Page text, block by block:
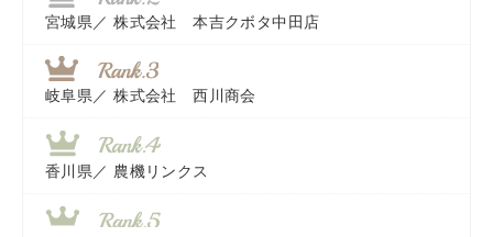
宮城県／ 株式会社 本吉クボタ中田店
岐阜県／ 株式会社 西川商会
香川県／ 農機リンクス